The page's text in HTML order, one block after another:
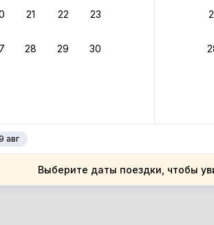
21 22 23
28 29 30
авг
Выберите даты поездки, чтобы
область